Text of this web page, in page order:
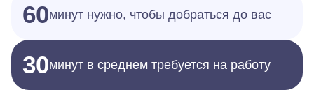
60минут нужно, чтобы добраться до вас
30минут в среднем требуется на работу